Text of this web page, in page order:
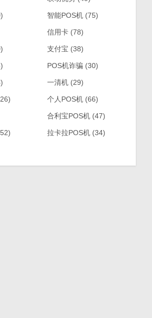
智能POS机(75)
信用卡(78)
支付宝 (38)
POS机诈骗(30)
一清机(29)
个人POS机(66)
合利宝POS机(47)
拉卡拉POS机(34)